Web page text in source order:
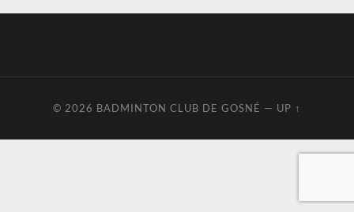
© 2026 BADMINTON CLUB DE GOSNÉ — UP ↑